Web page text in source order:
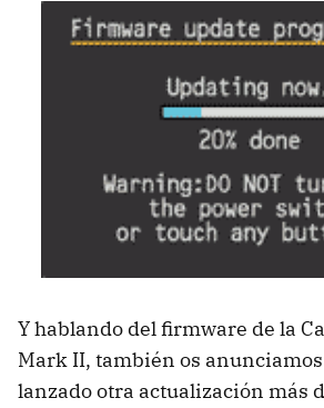
Y hablando del firmware de la
Mark II, también os
lanzado otra actualización más